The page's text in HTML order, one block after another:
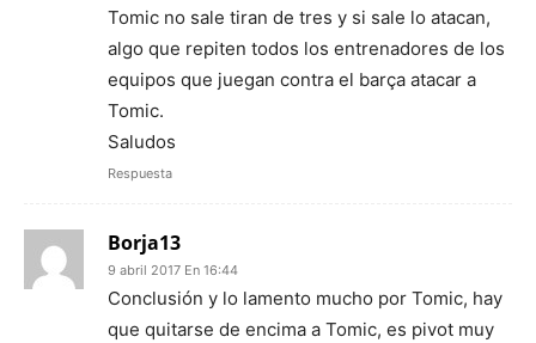
Tomic no sale tiran de tres y si sale lo atacan,
algo que repiten todos los entrenadores de los
equipos que juegan contra el barça atacar a
Tomic.
Saludos
Respuesta
Borja13
9 abril 2017 En 16:44
Conclusión y lo lamento mucho por Tomic, hay
que quitarse de encima a Tomic, es pivot muy